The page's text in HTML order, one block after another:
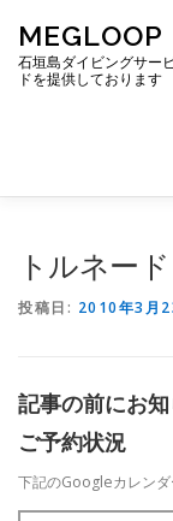
ッ
MEGLOOP
石垣島ダイビングサー
ドを提供しております
トルネード
投稿日: 2010年3月
記事の前にお
ご予約状況
下記のGoogleカレンダ